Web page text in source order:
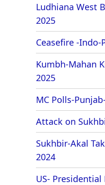
Ludhiana West
2025
Ceasefire -Indo-
Kumbh-Mahan
2025
MC Polls-
Attack on
Sukhbir-Akal
2024
US-